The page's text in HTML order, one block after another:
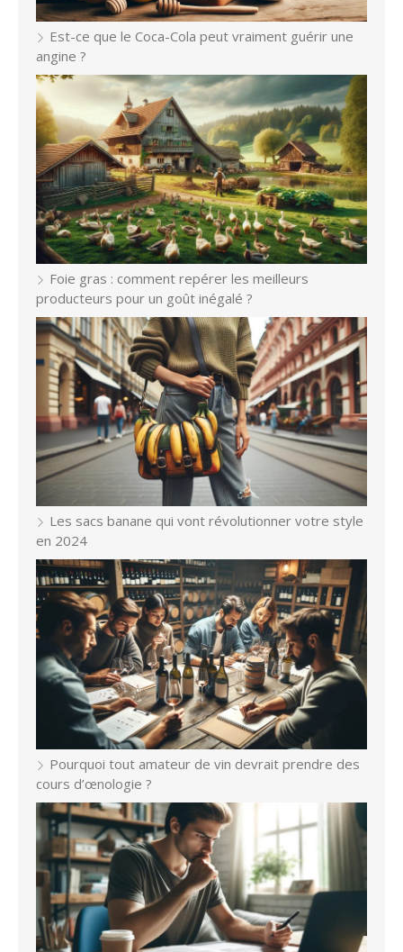
Est-ce que le Coca-Cola peut vraiment guérir une
angine ?
Foie gras : comment repérer les meilleurs
producteurs pour un goût inégalé ?
Les sacs banane qui vont révolutionner votre style
en 2024
Pourquoi tout amateur de vin devrait prendre des
cours d’œnologie ?